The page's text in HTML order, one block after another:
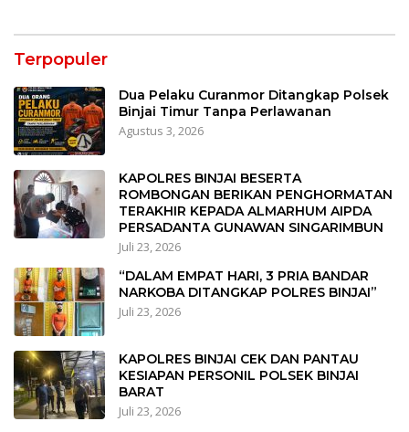
Terpopuler
Dua Pelaku Curanmor Ditangkap Polsek
Binjai Timur Tanpa Perlawanan
Agustus 3, 2026
KAPOLRES BINJAI BESERTA
ROMBONGAN BERIKAN PENGHORMATAN
TERAKHIR KEPADA ALMARHUM AIPDA
PERSADANTA GUNAWAN SINGARIMBUN
Juli 23, 2026
“DALAM EMPAT HARI, 3 PRIA BANDAR
NARKOBA DITANGKAP POLRES BINJAI”
Juli 23, 2026
KAPOLRES BINJAI CEK DAN PANTAU
KESIAPAN PERSONIL POLSEK BINJAI
BARAT
Juli 23, 2026